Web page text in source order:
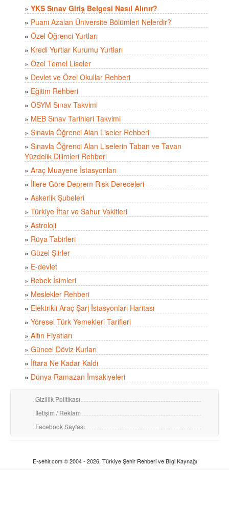
» YKS Sınav Giriş Belgesi Nasıl Alınır?
» Puanı Azalan Üniversite Bölümleri Nelerdir?
» Özel Öğrenci Yurtları
» Kredi Yurtlar Kurumu Yurtları
» Özel Temel Liseler
» Devlet ve Özel Okullar Rehberi
» Eğitim Rehberi
» ÖSYM Sınav Takvimi
» MEB Sınav Tarihleri Takvimi
» Sınavla Öğrenci Alan Liseler Rehberi
» Sınavla Öğrenci Alan Liselerin Taban ve Tavan
Yüzdelik Dilimleri Rehberi
» Araç Muayene İstasyonları
» İllere Göre Deprem Risk Dereceleri
» Askerlik Şubeleri
» Türkiye İftar ve Sahur Vakitleri
» Astroloji
» Rüya Tabirleri
» Güzel Şiirler
» E-devlet
» Bebek İsimleri
» Meslekler Rehberi
» Elektrikli Araç Şarj İstasyonları Haritası
» Yöresel Türk Yemekleri Tarifleri
» Altın Fiyatları
» Güncel Döviz Kurları
» İftara Ne Kadar Kaldı
» Dünya Ramazan İmsakiyeleri
Gizlilik Politikası
İletişim / Reklam
Facebook Sayfası
E-sehir.com © 2004 - 2026, Türkiye Şehir Rehberi ve Bilgi Kaynağı